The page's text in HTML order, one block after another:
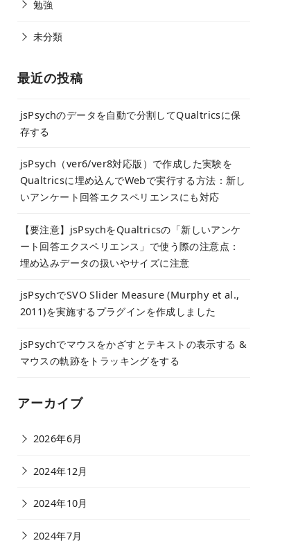
勉強
未分類
最近の投稿
jsPsychのデータを自動で分割してQualtricsに保
存する
jsPsych（ver6/ver8対応版）で作成した実験を
Qualtricsに埋め込んでWebで実行する方法：新し
いアンケート回答エクスペリエンスにも対応
【要注意】jsPsychをQualtricsの「新しいアンケ
ート回答エクスペリエンス」で使う際の注意点：
埋め込みデータの扱いやサイズに注意
jsPsychでSVO Slider Measure (Murphy et al.,
2011)を実施するプラグインを作成しました
jsPsychでマウスをかざすとテキストの表示する &
マウスの軌跡をトラッキングをする
アーカイブ
2026年6月
2024年12月
2024年10月
2024年7月